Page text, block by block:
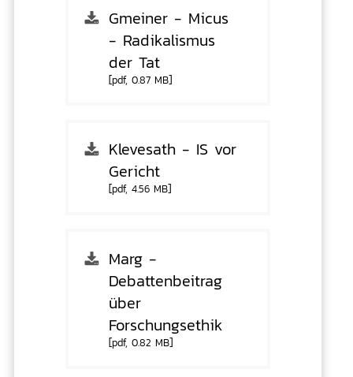
Gmeiner - Micus
- Radikalismus
der Tat
[pdf, 0.87 MB]
Klevesath - IS vor
Gericht
[pdf, 4.56 MB]
Marg -
Debattenbeitrag
über
Forschungsethik
[pdf, 0.82 MB]